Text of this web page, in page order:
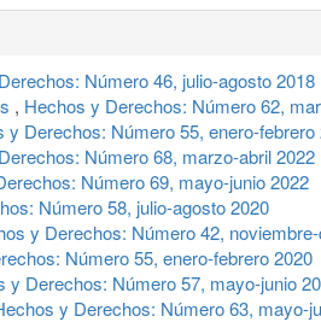
Número 46, julio-agosto 2018
, Hechos y Derechos: Número 62,
y Derechos: Número 55, enero-febrero
Número 68, marzo-abril 2022
Número 69, mayo-junio 2022
Número 58, julio-agosto 2020
y Derechos: Número 42,
Número 55, enero-febrero 2020
y Derechos: Número 57, mayo-junio
y Derechos: Número 63, mayo-